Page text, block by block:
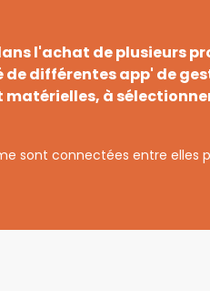
l'achat de plusieurs
de différentes app' de
matérielles, à
sont connectées entre elles